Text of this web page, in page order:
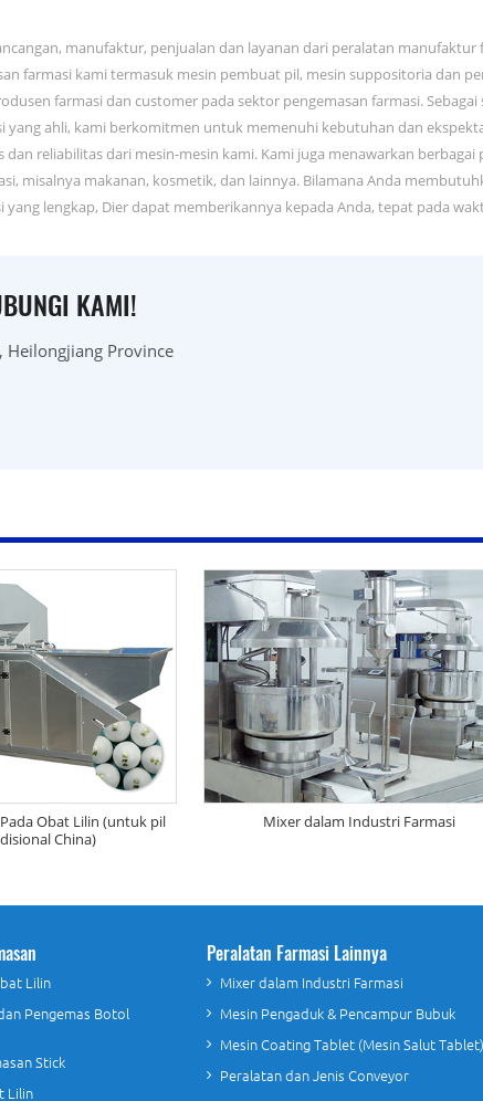
manufaktur, penjualan dan layanan dari peralatan
farmasi kami termasuk mesin pembuat pil, mesin suppositoria dan
farmasi dan customer pada sektor pengemasan farmasi.
yang ahli, kami berkomitmen untuk memenuhi kebutuhan dan
dan reliabilitas dari mesin-mesin kami. Kami juga menawarkan
misalnya makanan, kosmetik, dan lainnya. Bilamana Anda
yang lengkap, Dier dapat memberikannya kepada Anda, tepat pada
KAMI!
Heilongjiang Province
Obat Lilin (untuk pil
China)
Mixer dalam Industri Farmasi
Lilin
Pengemas Botol
Stick
Lilin
Peralatan Farmasi Lainnya
Mixer dalam Industri Farmasi
Mesin Pengaduk & Pencampur Bubuk
Mesin Coating Tablet (Mesin Salut Tablet)
Peralatan dan Jenis Conveyor